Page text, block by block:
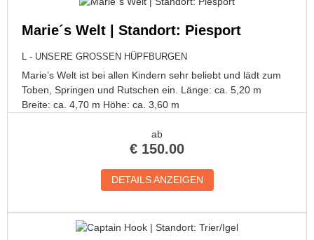
Marie´s Welt | Standort: Piesport
L - UNSERE GROSSEN HÜPFBURGEN
Marie’s Welt ist bei allen Kindern sehr beliebt und lädt zum
Toben, Springen und Rutschen ein. Länge: ca. 5,20 m
Breite: ca. 4,70 m Höhe: ca. 3,60 m
ab
€ 150.00
DETAILS ANZEIGEN